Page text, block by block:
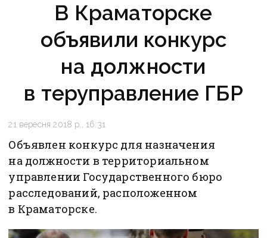
В Краматорске
объявили конкурс
на должности
в теруправление ГБР
21 вересня 2018 р., 16:31
Объявлен конкурс для назначения
на должности в территориальном
управлении Государственного бюро
расследований, расположенном
в Краматорске.